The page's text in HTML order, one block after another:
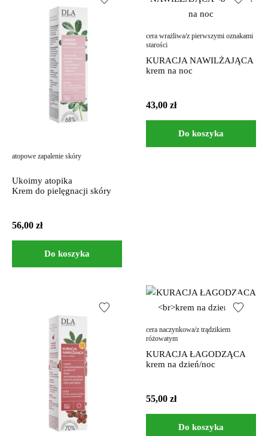
atopowe zapalenie skóry
Ukoimy atopika
Krem do pielęgnacji skóry
56,00 zł
Do koszyka
cera wrażliwa/z pierwszymi oznakami
starości
KURACJA NAWILŻAJĄCA
krem na noc
43,00 zł
Do koszyka
cera naczynkowa/z trądzikiem
różowatym
KURACJA ŁAGODZĄCA
krem na dzień/noc
55,00 zł
Do koszyka